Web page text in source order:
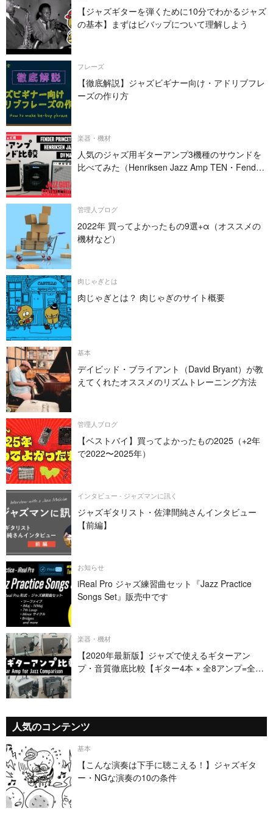
【ジャズギターを弾くために10分でわかるジャズ
の基本】まずはビバップについて理解しよう
フレーズ
【徹底解説】ジャズビギナー向け・アドリブフレ
ーズの作り方
楽器・機材
人気のジャズ用ギターアンプ3機種のサウンドを
比べてみた（Henriksen Jazz Amp TEN・Fender
管理人ブログ
2022年 買ってよかったもの9選+α（オススメの
機材など）
肉じゃぎとは
肉じゃぎとは？ 肉じゃぎのサイト概要
基本
デイビッド・ブライアント（David Bryant）が教
えてくれたオススメのリズムトレーニング方法
管理人ブログ
【ベストバイ】買ってよかったもの2025（+2年
で2022〜2025年）
インタビュー - ジャズマンに訊く
ジャズギタリスト・佐津間純さんインタビュー
【前編】
お知らせ
iReal Pro ジャズ練習曲セット『Jazz Practice
Songs Set』販売中です
楽器・機材
【2020年最新版】ジャズで使えるギターアン
プ・音質徹底比較【ギター4本 × 全8アンプ=全32
人気のコンテンツ
基本
【こんな演奏は下手に聴こえる！】ジャズギタ
ー・NGな演奏の10の条件